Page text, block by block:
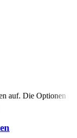
auf. Die Optionen